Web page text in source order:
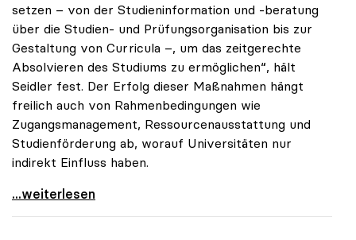
setzen – von der Studieninformation und -beratung
über die Studien- und Prüfungsorganisation bis zur
Gestaltung von Curricula –, um das zeitgerechte
Absolvieren des Studiums zu ermöglichen“, hält
Seidler fest. Der Erfolg dieser Maßnahmen hängt
freilich auch von Rahmenbedingungen wie
Zugangsmanagement, Ressourcenausstattung und
Studienförderung ab, worauf Universitäten nur
indirekt Einfluss haben.
Seidler: Erfolgreiches Studieren ist im ureigenen
...weiterlesen